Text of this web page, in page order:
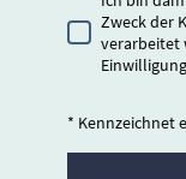
Zweck der
verarbeitet
* Kennzeichnet